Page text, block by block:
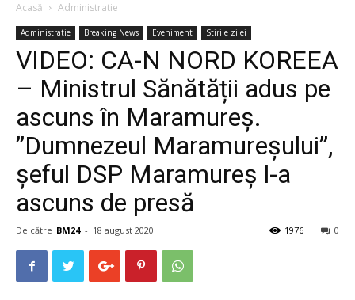
Acasă Administratie
Administratie Breaking News Eveniment Stirile zilei
VIDEO: CA-N NORD KOREEA
– Ministrul Sănătății adus pe
ascuns în Maramureș.
”Dumnezeul Maramureșului”,
șeful DSP Maramureș l-a
ascuns de presă
De către BM24 - 18 august 2020 0
1976